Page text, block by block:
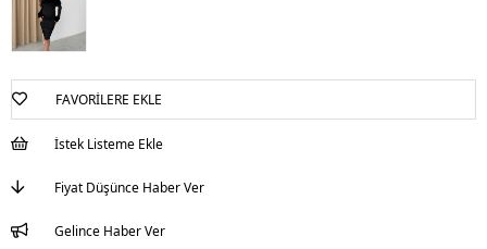
FAVORILERE EKLE
İstek Listeme Ekle
Fiyat Düşünce Haber Ver
Gelince Haber Ver